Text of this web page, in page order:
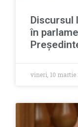
Discursul
în
vineri, 10 martie